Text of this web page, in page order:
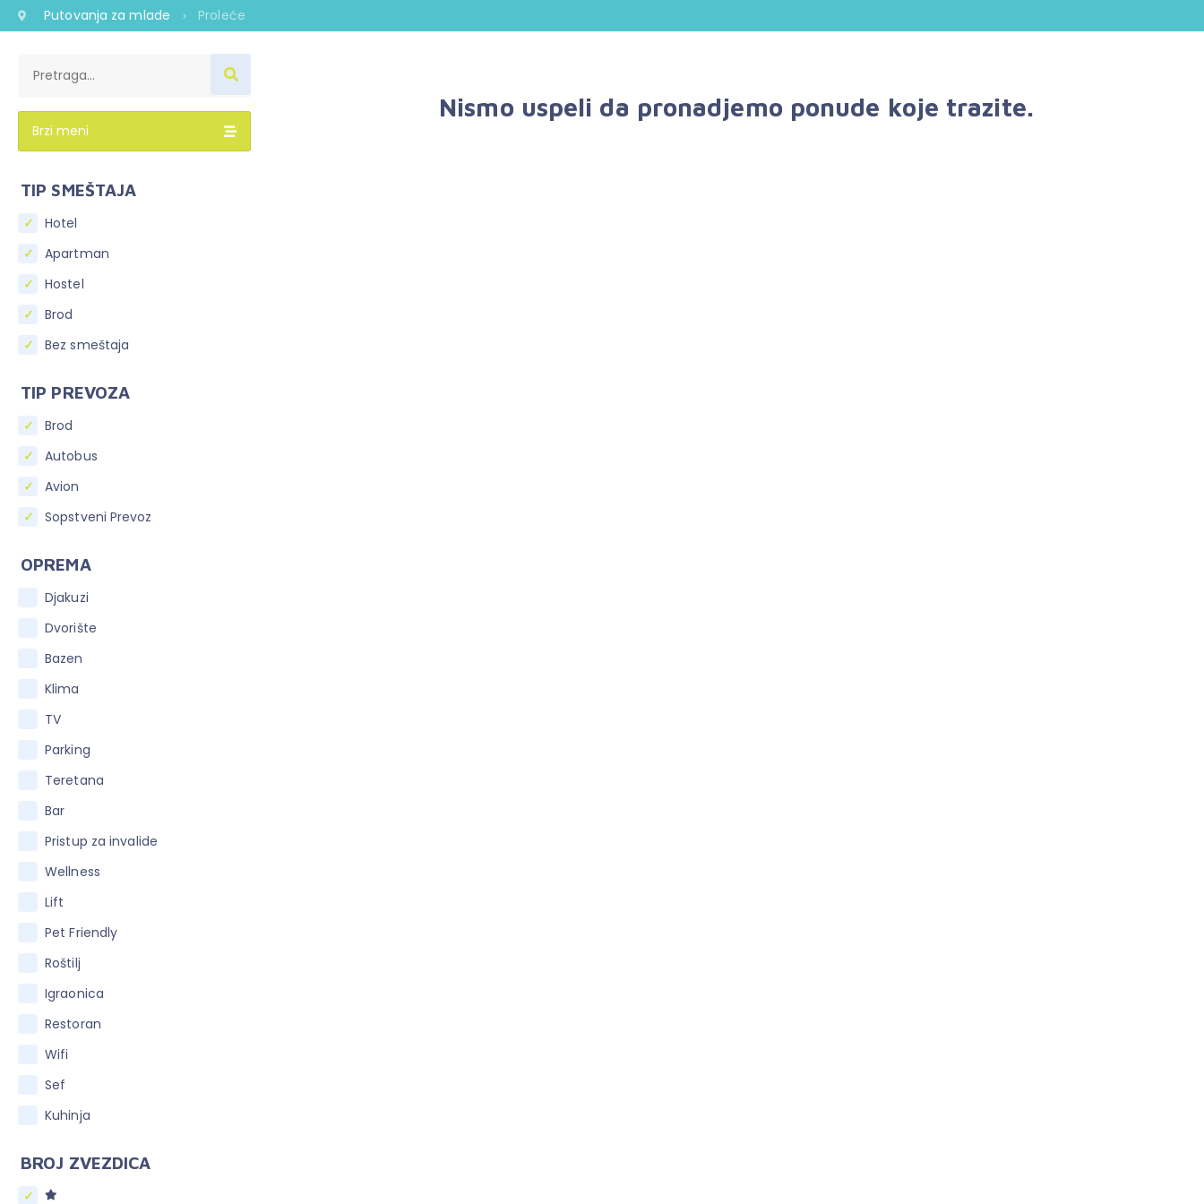
Putovanja za mlade Proleće
Brzi meni
TIP SMEŠTAJA
Hotel
Apartman
Hostel
Brod
Bez smeštaja
TIP PREVOZA
Brod
Autobus
Avion
Sopstveni Prevoz
OPREMA
Djakuzi
Dvorište
Bazen
Klima
TV
Parking
Teretana
Bar
Pristup za invalide
Wellness
Lift
Pet Friendly
Roštilj
Igraonica
Restoran
Wifi
Sef
Kuhinja
BROJ ZVEZDICA
Nismo uspeli da pronadjemo ponude koje trazite.